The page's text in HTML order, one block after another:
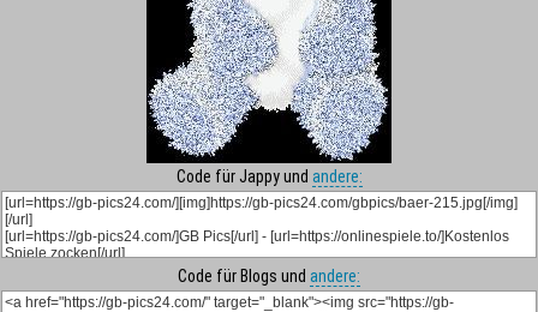
Code für Jappy und andere:
Code für Blogs und andere: